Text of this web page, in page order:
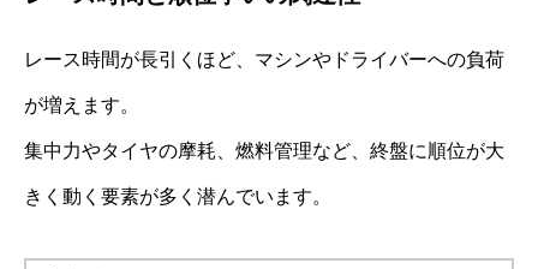
レース時間が長引くほど、マシンやドライバーへの負荷
が増えます。
集中力やタイヤの摩耗、燃料管理など、終盤に順位が大
きく動く要素が多く潜んでいます。